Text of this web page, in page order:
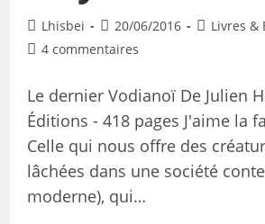
Lhisbei 20/06/2016
Livres &
4 commentaires
Le dernier Vodianoï De Julien
Éditions - 418 pages J'aime la
Celle qui nous offre des
lâchées dans une société
moderne), qui…